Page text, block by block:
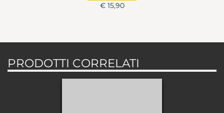
€ 15,90
PRODOTTI CORRELATI